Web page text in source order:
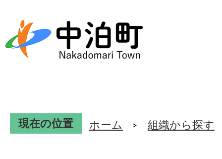
現在の位置 ホーム 組織から探す